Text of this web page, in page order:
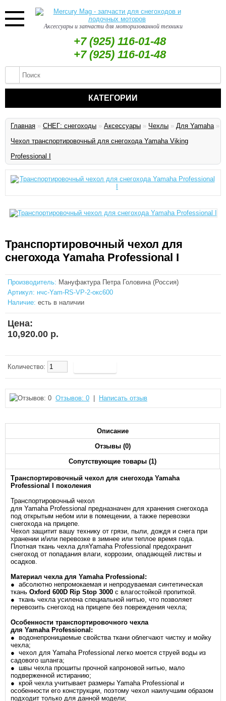
Аксессуары и запчасти для моторизованной техники
+7 (925) 116-01-48
+7 (925) 116-01-48
КАТЕГОРИИ
Главная » СНЕГ: снегоходы » Аксессуары » Чехлы » Для Yamaha»
Чехол транспортировочный для снегохода Yamaha Viking
Professional I
Транспортировочный чехол для
снегохода Yamaha Professional I
Производитель: Мануфактура Петра Головина (Россия)
Артикул: нчс-Yam-RS-VP-2-окс600
Наличие: есть в наличии
Цена:
10,920.00 р.
Количество:
Отзывов: 0 Написать отзыв
Описание
Отзывы (0)
Сопутствующие товары (1)
Транспортировочный чехол для снегохода Yamaha
Professional I поколения
Транспортировочный чехол
для Yamaha Professional предназначен для хранения снегохода
под открытым небом или в помещении, а также перевозки
снегохода на прицепе.
Чехол защитит вашу технику от грязи, пыли, дождя и снега при
хранении и/или перевозке в зимнее или теплое время года.
Плотная ткань чехла дляYamaha Professional предохранит
снегоход от попадания влаги, коррозии, опадающей листвы и
осадков.
Материал чехла для Yamaha Professional :
● абсолютно непромокаемая и непродуваемая синтетическая
ткань Oxford 600D Rip Stop 3000 с влагостойкой пропиткой.
● ткань чехла усилена специальной нитью, что позволяет
перевозить снегоход на прицепе без повреждения чехла;
Особенности транспортировочного чехла
для Yamaha Professional :
● водонепроницаемые свойства ткани облегчают чистку и мойку
чехла;
● чехол для Yamaha Professional легко моется струей воды из
садового шланга;
● швы чехла прошиты прочной капроновой нитью, мало
подверженной истиранию;
● крой чехла учитывает размеры Yamaha Professional и
особенности его конструкции, поэтому чехол наилучшим образом
подходит только для данной модели;